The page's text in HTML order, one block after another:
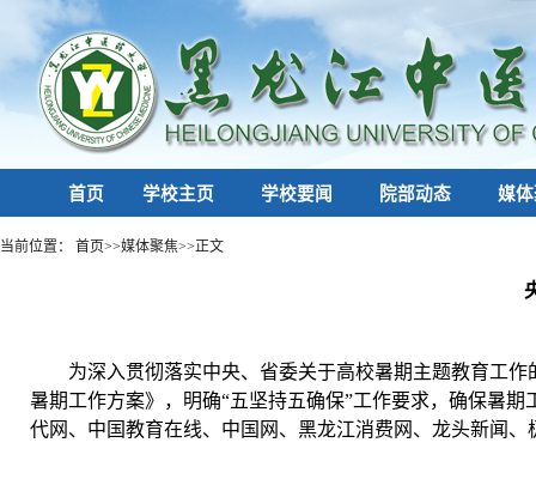
首页 学校主页 学校要闻 院部动态 媒
当前位置： 首页>>媒体聚焦>>正文
为深入贯彻落实中央、省委关于高校暑期主题教育工
暑期工作方案》，明确“五坚持五确保”工作要求，确保暑
代网、中国教育在线、中国网、黑龙江消费网、龙头新闻